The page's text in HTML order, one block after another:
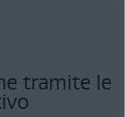
tramite le